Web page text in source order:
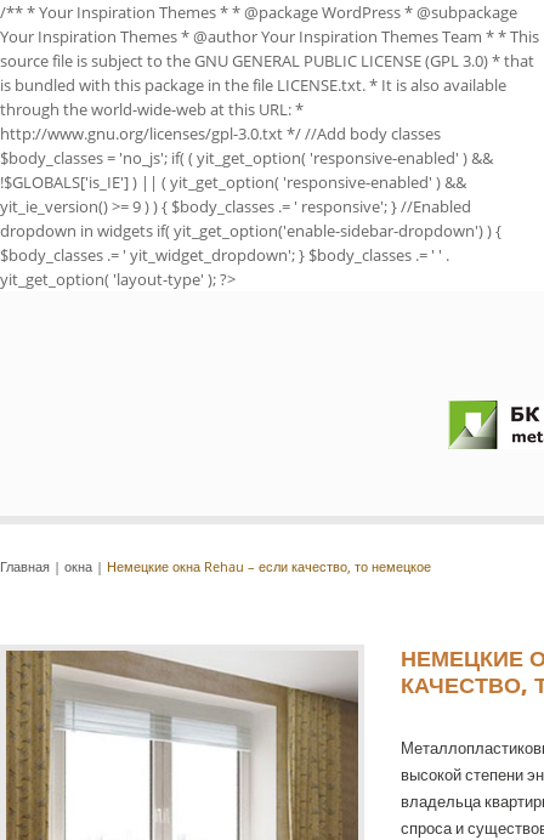
/** * Your Inspiration Themes * * @package WordPress * @subpackage
Your Inspiration Themes * @author Your Inspiration Themes Team * * This
source file is subject to the GNU GENERAL PUBLIC LICENSE (GPL 3.0) * that
is bundled with this package in the file LICENSE.txt. * It is also available
through the world-wide-web at this URL: *
http://www.gnu.org/licenses/gpl-3.0.txt */ //Add body classes
$body_classes = 'no_js'; if( ( yit_get_option( 'responsive-enabled' ) &&
!$GLOBALS['is_IE'] ) || ( yit_get_option( 'responsive-enabled' ) &&
yit_ie_version() >= 9 ) ) { $body_classes .= ' responsive'; } //Enabled
dropdown in widgets if( yit_get_option('enable-sidebar-dropdown') ) {
$body_classes .= ' yit_widget_dropdown'; } $body_classes .= ' ' .
yit_get_option( 'layout-type' ); ?>
Главная | окна | Немецкие окна Rehau – если качество, то немецкое
НЕМЕЦКИЕ
КАЧЕСТВО,
высокой степени
владельца
спроса и